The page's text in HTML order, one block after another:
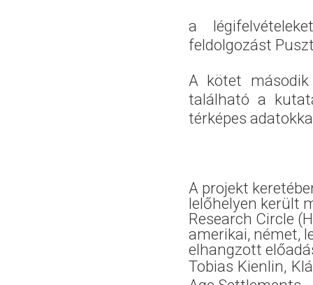
a
feldolgozást
A kötet
található a
térképes
A projekt
lelőhelyen került
Research Circle
amerikai, német,
elhangzott
Tobias Kienlin,